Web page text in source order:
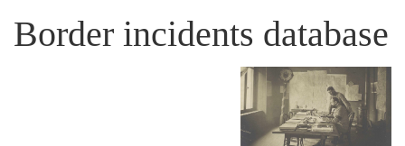
Border incidents database